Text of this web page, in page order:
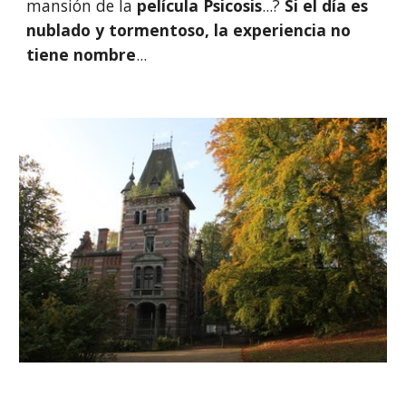
mansión de la película Psicosis...? Si el día es
nublado y tormentoso, la experiencia no
tiene nombre...